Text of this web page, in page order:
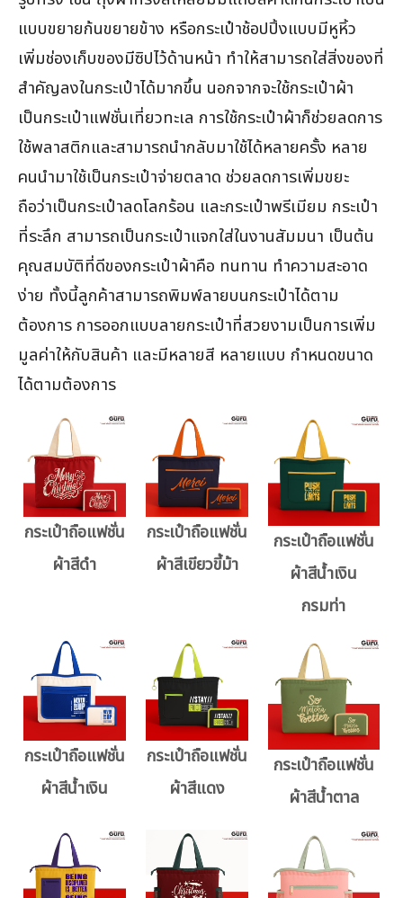
แบบขยายก้นขยายข้าง หรือกระเป๋าช้อปปิ้งแบบมีหูหิ้ว
เพิ่มช่องเก็บของมีซิปไว้ด้านหน้า ทำให้สามารถใส่สิ่งของที่
สำคัญลงในกระเป๋าได้มากขึ้น นอกจากจะใช้กระเป๋าผ้า
เป็นกระเป๋าแฟชั่นเที่ยวทะเล การใช้กระเป๋าผ้าก็ช่วยลดการ
ใช้พลาสติกและสามารถนำกลับมาใช้ได้หลายครั้ง หลาย
คนนำมาใช้เป็นกระเป๋าจ่ายตลาด ช่วยลดการเพิ่มขยะ
ถือว่าเป็นกระเป๋าลดโลกร้อน และกระเป๋าพรีเมียม กระเป๋า
ที่ระลึก สามารถเป็นกระเป๋าแจกใส่ในงานสัมมนา เป็นต้น
คุณสมบัติที่ดีของกระเป๋าผ้าคือ ทนทาน ทำความสะอาด
ง่าย ทั้งนี้ลูกค้าสามารถพิมพ์ลายบนกระเป๋าได้ตาม
ต้องการ การออกแบบลายกระเป๋าที่สวยงามเป็นการเพิ่ม
มูลค่าให้กับสินค้า และมีหลายสี หลายแบบ กำหนดขนาด
ได้ตามต้องการ
กระเป๋าถือแฟชั่น
ผ้าสีดำ
กระเป๋าถือแฟชั่น
ผ้าสีเขียวขี้ม้า
กระเป๋าถือแฟชั่น
ผ้าสีน้ำเงิน
กรมท่า
กระเป๋าถือแฟชั่น
ผ้าสีน้ำเงิน
กระเป๋าถือแฟชั่น
ผ้าสีแดง
กระเป๋าถือแฟชั่น
ผ้าสีน้ำตาล